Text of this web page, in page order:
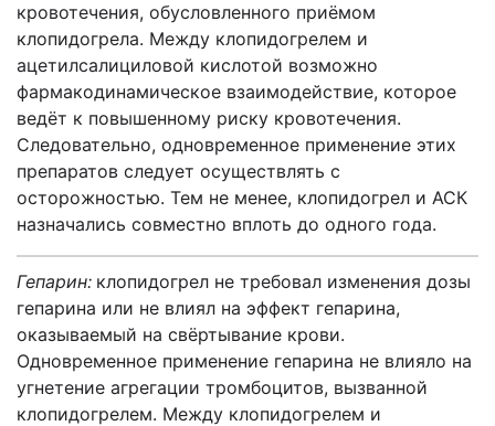
кровотечения, обусловленного приёмом
клопидогрела. Между клопидогрелем и
ацетилсалициловой кислотой возможно
фармакодинамическое взаимодействие, которое
ведёт к повышенному риску кровотечения.
Следовательно, одновременное применение этих
препаратов следует осуществлять с
осторожностью. Тем не менее, клопидогрел и АСК
назначались совместно вплоть до одного года.
Гепарин: клопидогрел не требовал изменения дозы
гепарина или не влиял на эффект гепарина,
оказываемый на свёртывание крови.
Одновременное применение гепарина не влияло на
угнетение агрегации тромбоцитов, вызванной
клопидогрелем. Между клопидогрелем и